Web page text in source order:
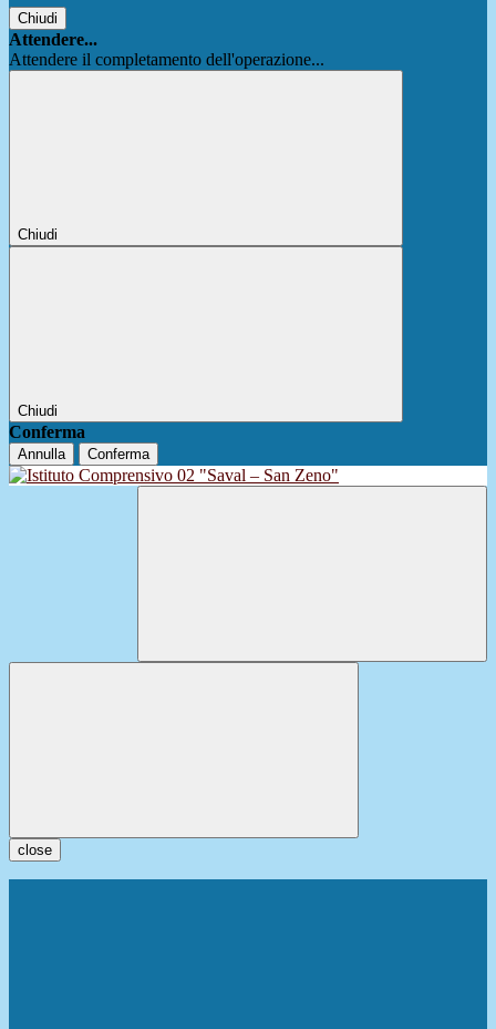
Chiudi
Attendere...
Attendere il completamento dell'operazione...
Chiudi
Chiudi
Conferma
Annulla Conferma
close